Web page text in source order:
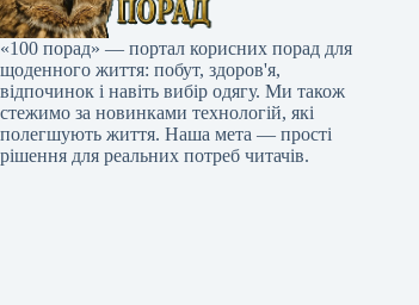
«100 порад» — портал корисних порад для
щоденного життя: побут, здоров'я,
відпочинок і навіть вибір одягу. Ми також
стежимо за новинками технологій, які
полегшують життя. Наша мета — прості
рішення для реальних потреб читачів.